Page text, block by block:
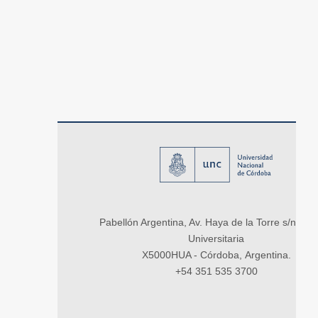
Pabellón Argentina, Av. Haya de la Torre s/n,
Universitaria
X5000HUA - Córdoba, Argentina.
+54 351 535 3700